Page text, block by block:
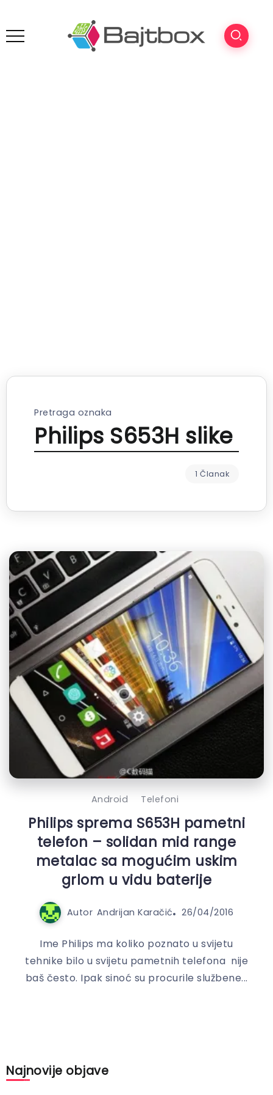
Pretraga oznaka
Philips S653H slike
1 Članak
Android Telefoni
Philips sprema S653H pametni
telefon – solidan mid range
metalac sa mogućim uskim
grlom u vidu baterije
Autor Andrijan Karačić 26/04/2016
Ime Philips ma koliko poznato u svijetu
tehnike bilo u svijetu pametnih telefona nije
baš često. Ipak sinoć su procurile službene...
Najnovije objave